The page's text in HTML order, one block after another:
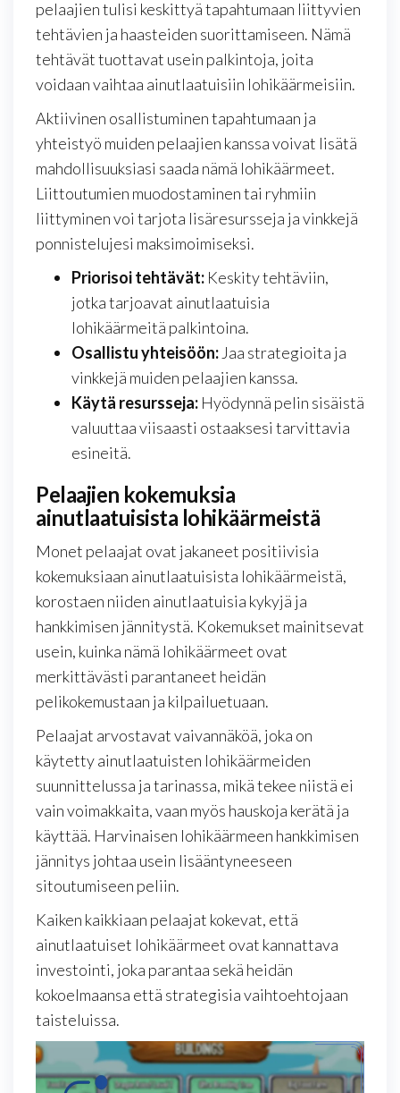
pelaajien tulisi keskittyä tapahtumaan liittyvien
tehtävien ja haasteiden suorittamiseen. Nämä
tehtävät tuottavat usein palkintoja, joita
voidaan vaihtaa ainutlaatuisiin lohikäärmeisiin.
Aktiivinen osallistuminen tapahtumaan ja
yhteistyö muiden pelaajien kanssa voivat lisätä
mahdollisuuksiasi saada nämä lohikäärmeet.
Liittoutumien muodostaminen tai ryhmiin
liittyminen voi tarjota lisäresursseja ja vinkkejä
ponnistelujesi maksimoimiseksi.
Priorisoi tehtävät: Keskity tehtäviin,
jotka tarjoavat ainutlaatuisia
lohikäärmeitä palkintoina.
Osallistu yhteisöön: Jaa strategioita ja
vinkkejä muiden pelaajien kanssa.
Käytä resursseja: Hyödynnä pelin sisäistä
valuuttaa viisaasti ostaaksesi tarvittavia
esineitä.
Pelaajien kokemuksia
ainutlaatuisista lohikäärmeistä
Monet pelaajat ovat jakaneet positiivisia
kokemuksiaan ainutlaatuisista lohikäärmeistä,
korostaen niiden ainutlaatuisia kykyjä ja
hankkimisen jännitystä. Kokemukset mainitsevat
usein, kuinka nämä lohikäärmeet ovat
merkittävästi parantaneet heidän
pelikokemustaan ja kilpailuetuaan.
Pelaajat arvostavat vaivannäköä, joka on
käytetty ainutlaatuisten lohikäärmeiden
suunnittelussa ja tarinassa, mikä tekee niistä ei
vain voimakkaita, vaan myös hauskoja kerätä ja
käyttää. Harvinaisen lohikäärmeen hankkimisen
jännitys johtaa usein lisääntyneeseen
sitoutumiseen peliin.
Kaiken kaikkiaan pelaajat kokevat, että
ainutlaatuiset lohikäärmeet ovat kannattava
investointi, joka parantaa sekä heidän
kokoelmaansa että strategisia vaihtoehtojaan
taisteluissa.